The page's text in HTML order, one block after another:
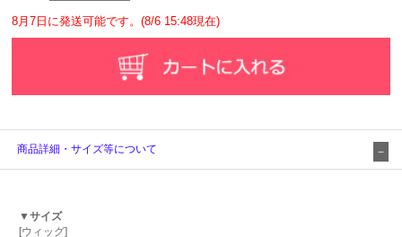
8月7日に発送可能です。(8/6 15:48現在)
商品詳細・サイズ等について
▼サイズ
[ウィッグ]